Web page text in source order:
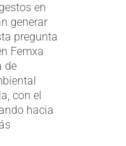
en
generar
pregunta
Femxa
de
con el
hacia